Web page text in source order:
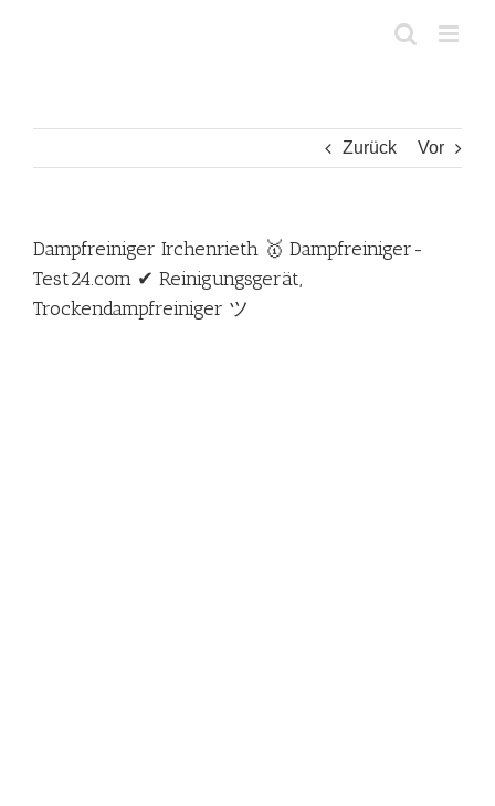
Zurück Vor
Dampfreiniger Irchenrieth 🥇 Dampfreiniger-
Test24.com ✔ Reinigungsgerät,
Trockendampfreiniger ツ